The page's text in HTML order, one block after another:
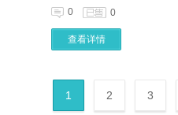
0 0
查看详情
1 2 3